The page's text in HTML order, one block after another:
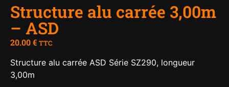
Structure alu carrée 3,00m
– ASD
20.00€ TTC
Structure alu carrée ASD Série SZ290, longueur
3,00m